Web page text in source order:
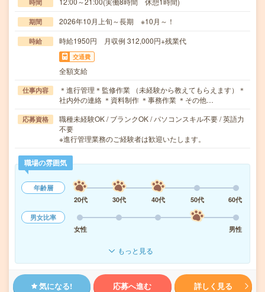
時間
期間 2026年10月上旬～長期 ※10月～！
時給 時給1950円 月収例 312,000円+残業代
交通費
全額支給
仕事内容
＊進行管理＊監修作業 （未経験から教えてもらえます）＊
社内外の連絡 ＊資料制作 ＊事務作業 ＊その他…
応募資格
職種未経験OK / ブランクOK / パソコンスキル不要 / 英語力
不要
※進行管理業務のご経験者は歓迎いたします。
職場の雰囲気
年齢層
20代
30代 40代 50代
60代
男女比率
女性
男性
もっと見る
気になる! 応募へ進む 詳しく見る